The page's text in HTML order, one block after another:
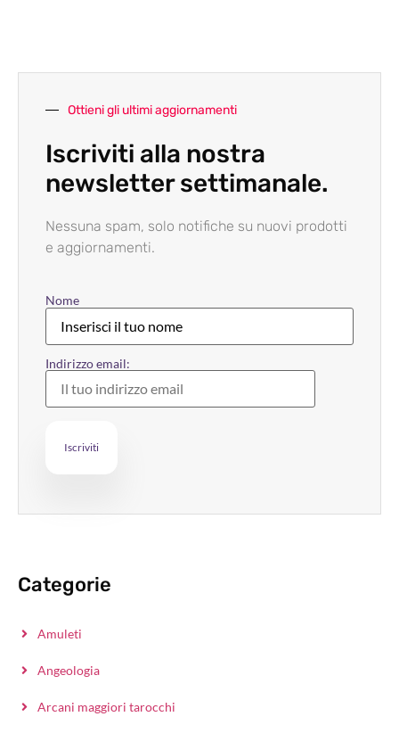
Ottieni gli ultimi aggiornamenti
Iscriviti alla nostra
newsletter settimanale.
Nessuna spam, solo notifiche su nuovi prodotti
e aggiornamenti.
Nome
Indirizzo email:
Categorie
Amuleti
Angeologia
Arcani maggiori tarocchi